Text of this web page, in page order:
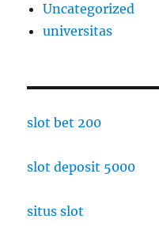
Uncategorized
universitas
slot bet 200
slot deposit 5000
situs slot